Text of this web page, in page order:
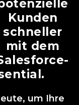
Kunden
schneller
mit dem
um Ihre